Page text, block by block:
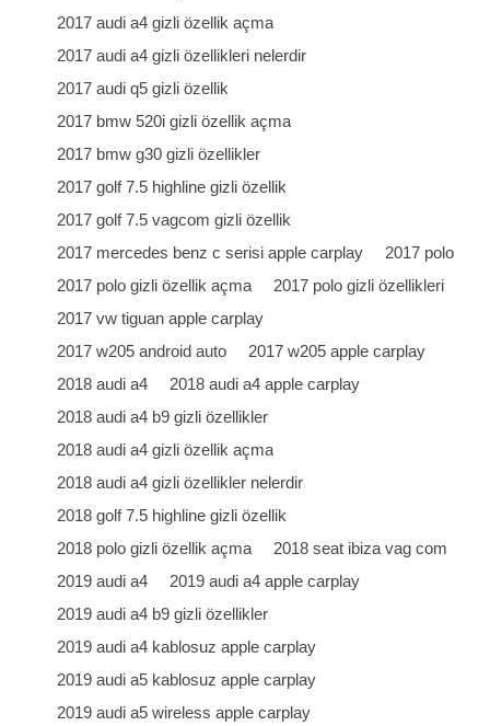
2017 audi a4 gizli özellik açma
2017 audi a4 gizli özellikleri nelerdir
2017 audi q5 gizli özellik
2017 bmw 520i gizli özellik açma
2017 bmw g30 gizli özellikler
2017 golf 7.5 highline gizli özellik
2017 golf 7.5 vagcom gizli özellik
2017 mercedes benz c serisi apple carplay
2017 polo
2017 polo gizli özellik açma
2017 polo gizli özellikleri
2017 vw tiguan apple carplay
2017 w205 android auto
2017 w205 apple carplay
2018 audi a4
2018 audi a4 apple carplay
2018 audi a4 b9 gizli özellikler
2018 audi a4 gizli özellik açma
2018 audi a4 gizli özellikler nelerdir
2018 golf 7.5 highline gizli özellik
2018 polo gizli özellik açma
2018 seat ibiza vag com
2019 audi a4
2019 audi a4 apple carplay
2019 audi a4 b9 gizli özellikler
2019 audi a4 kablosuz apple carplay
2019 audi a5 kablosuz apple carplay
2019 audi a5 wireless apple carplay